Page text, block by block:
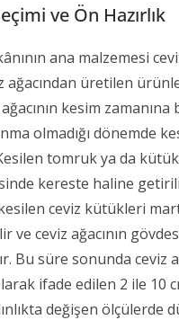
ve Ön Hazırlık
ana malzemesi
ağacından üretilen
kesim zamanına
olmadığı dönemde
Kesilen tomruk ya da
kereste haline
ceviz kütükleri
ve ceviz ağacının
Bu süre sonunda ceviz
ifade edilen 2 ile 10
değişen ölçülerde